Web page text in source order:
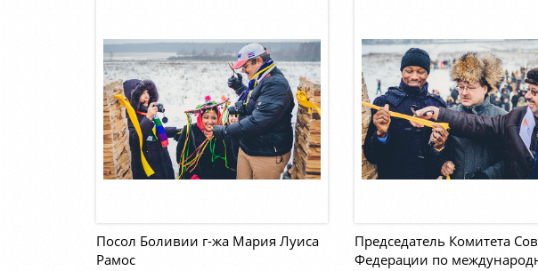
Посол Боливии г-жа Мария Луиса
Рамос
Председатель Комитета
Федерации по